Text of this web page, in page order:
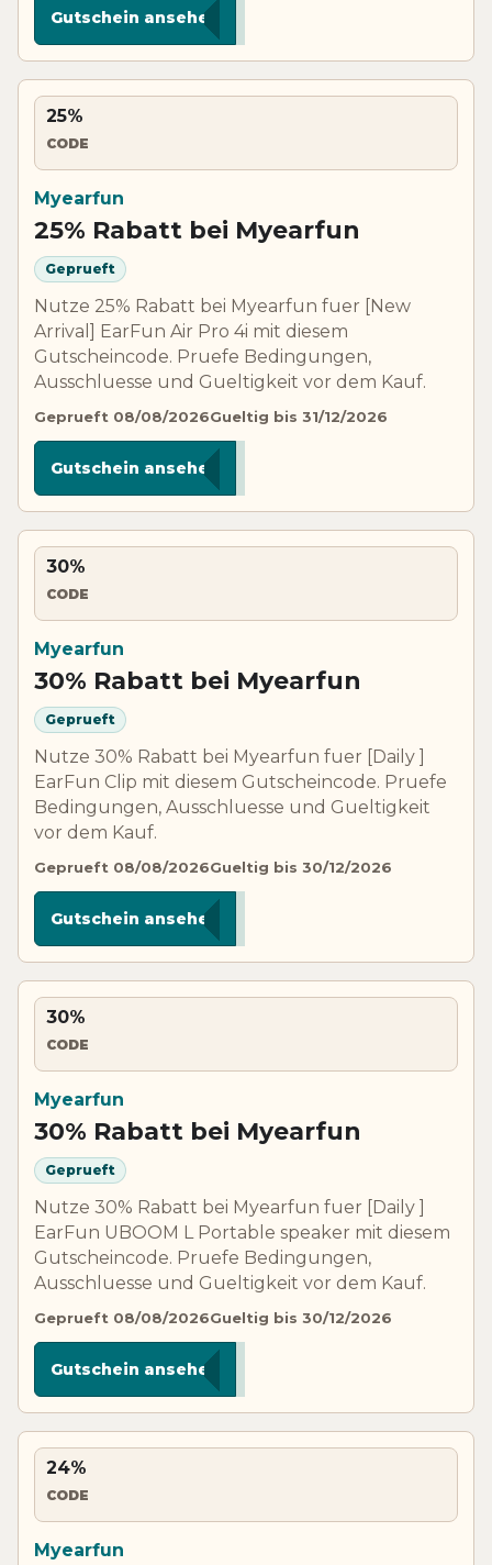
Gutschein ansehen
25%
CODE
Myearfun
25% Rabatt bei Myearfun
Geprueft
Nutze 25% Rabatt bei Myearfun fuer [New
Arrival] EarFun Air Pro 4i mit diesem
Gutscheincode. Pruefe Bedingungen,
Ausschluesse und Gueltigkeit vor dem Kauf.
Geprueft 08/08/2026Gueltig bis 31/12/2026
Gutschein ansehen
30%
CODE
Myearfun
30% Rabatt bei Myearfun
Geprueft
Nutze 30% Rabatt bei Myearfun fuer [Daily ]
EarFun Clip mit diesem Gutscheincode. Pruefe
Bedingungen, Ausschluesse und Gueltigkeit
vor dem Kauf.
Geprueft 08/08/2026Gueltig bis 30/12/2026
Gutschein ansehen
30%
CODE
Myearfun
30% Rabatt bei Myearfun
Geprueft
Nutze 30% Rabatt bei Myearfun fuer [Daily ]
EarFun UBOOM L Portable speaker mit diesem
Gutscheincode. Pruefe Bedingungen,
Ausschluesse und Gueltigkeit vor dem Kauf.
Geprueft 08/08/2026Gueltig bis 30/12/2026
Gutschein ansehen
24%
CODE
Myearfun